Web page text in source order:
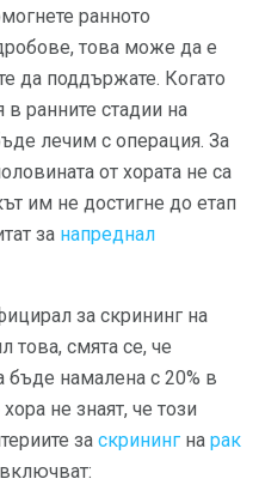
ранното
това може да е
да поддържате. Когато
в ранните стадии на
лечим с операция. За
от хората не са
им не достигне до етап
за напреднал
за скрининг на
това, смята се, че
бъде намалена с 20% в
не знаят, че този
за скрининг на рак